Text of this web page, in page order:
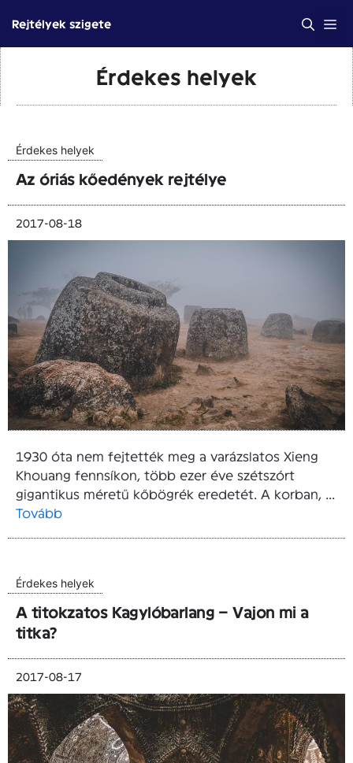
tartalomba
Rejtélyek szigete
Érdekes helyek
Érdekes helyek
Az óriás kőedények rejtélye
2017-08-18
1930 óta nem fejtették meg a varázslatos Xieng
Khouang fennsíkon, több ezer éve szétszórt
gigantikus méretű kőbögrék eredetét. A korban, ...
Tovább
Érdekes helyek
A titokzatos Kagylóbarlang – Vajon mi a
titka?
2017-08-17